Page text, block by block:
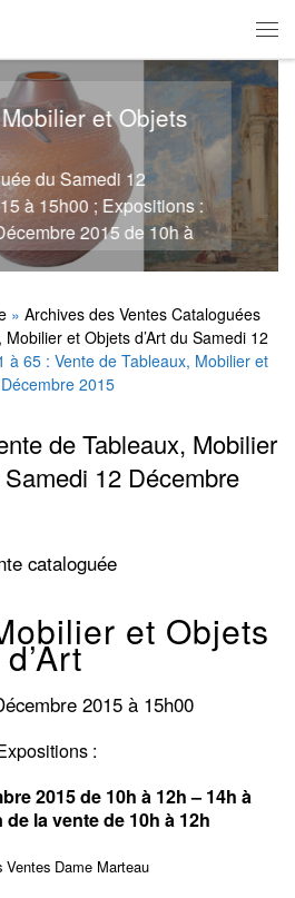
et Objets
du Samedi 12
à 15h00 ; Expositions :
2015 de 10h à
et le matin de la vente
» Archives des Ventes Cataloguées
et Objets d’Art du Samedi 12
à 65 : Vente de Tableaux, Mobilier et
2015
de Tableaux, Mobilier
Samedi 12 Décembre
cataloguée
et Objets
d’Art
2015 à 15h00
:
2015 de 10h à 12h – 14h à
de la vente de 10h à 12h
Ventes Dame Marteau